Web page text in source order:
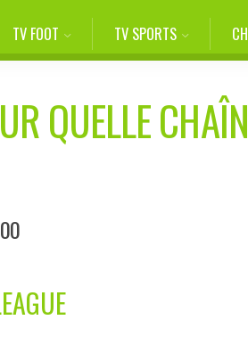
TV FOOT TV SPORTS
QUELLE